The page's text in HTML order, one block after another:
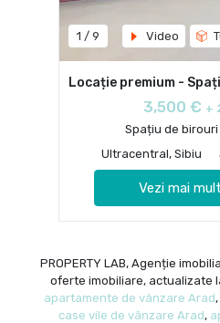
1 / 9 Video
Locație premium -
3,500 € +
Spațiu de
Ultracentral, Sibiu
Vezi mai
PROPERTY LAB, Agenție
oferte imobiliare, actualizate
apartamente de vânzare Arad,
case vile de vânzare Arad,